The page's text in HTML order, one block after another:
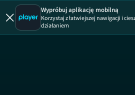
Wypróbuj aplikację mobilną
Korzystaj z łatwiejszej nawigacji i
działaniem